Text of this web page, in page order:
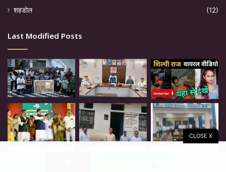
शहडोल (12)
Last Modified Posts
CLOSE X